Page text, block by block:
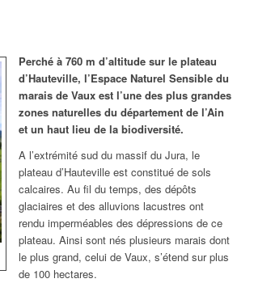
Perché à 760 m d’altitude sur le plateau
d’Hauteville, l’Espace Naturel Sensible du
marais de Vaux est l’une des plus grandes
zones naturelles du département de l’Ain
et un haut lieu de la biodiversité.
A l’extrémité sud du massif du Jura, le
plateau d’Hauteville est constitué de sols
calcaires. Au fil du temps, des dépôts
glaciaires et des alluvions lacustres ont
rendu imperméables des dépressions de ce
plateau. Ainsi sont nés plusieurs marais dont
le plus grand, celui de Vaux, s’étend sur plus
de 100 hectares.